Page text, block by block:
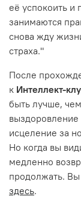
её успокоить
занимаются
снова жду
страха."
После
к Интеллект-
быть лучше,
исцеление за
Но когда вы
медленно
продолжать.
здесь.